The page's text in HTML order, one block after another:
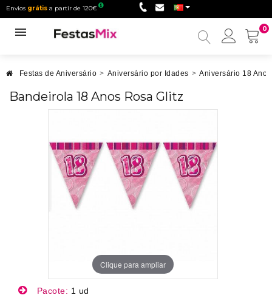
Envios grátis a partir de 120€
0
Minha
Festas de Aniversário > Aniversário por Idades > Aniversário 18 Anos
Bandeirola 18 Anos Rosa Glitz
Clique para ampliar
Pacote: 1 ud